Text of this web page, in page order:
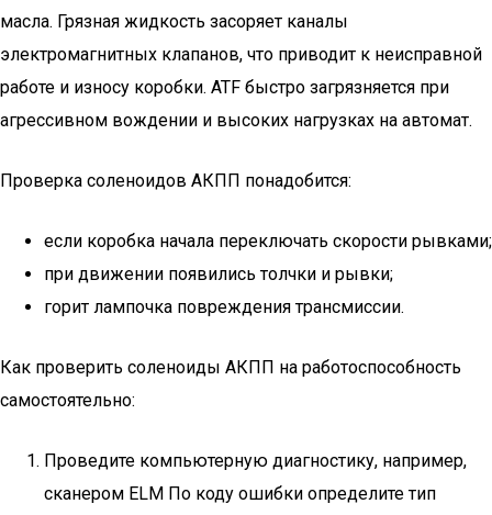
масла. Грязная жидкость засоряет каналы
электромагнитных клапанов, что приводит к неисправной
работе и износу коробки. ATF быстро загрязняется при
агрессивном вождении и высоких нагрузках на автомат.
Проверка соленоидов АКПП понадобится:
если коробка начала переключать скорости рывками;
при движении появились толчки и рывки;
горит лампочка повреждения трансмиссии.
Как проверить соленоиды АКПП на работоспособность
самостоятельно:
Проведите компьютерную диагностику, например,
сканером ELM По коду ошибки определите тип